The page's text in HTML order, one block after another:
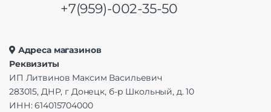
+7(959)-002-35-50
Адреса магазинов
Реквизиты
ИП Литвинов Максим Васильевич
283015, ДНР, г Донецк, б-р Школьный, д. 10
ИНН: 614015704000